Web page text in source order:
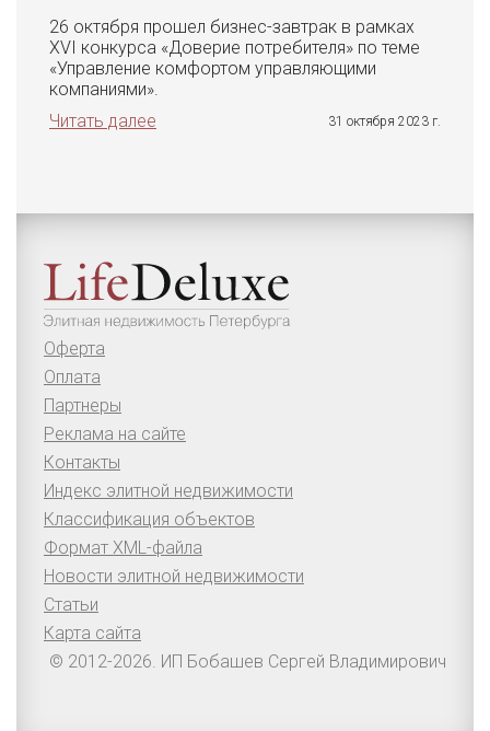
26 октября прошел бизнес-завтрак в рамках
XVI конкурса «Доверие потребителя» по теме
«Управление комфортом управляющими
компаниями».
Читать далее
31 октября 2023 г.
Оферта
Оплата
Партнеры
Реклама на сайте
Контакты
Индекс элитной недвижимости
Классификация объектов
Формат XML-файла
Новости элитной недвижимости
Статьи
Карта сайта
© 2012-2026. ИП Бобашев Сергей Владимирович